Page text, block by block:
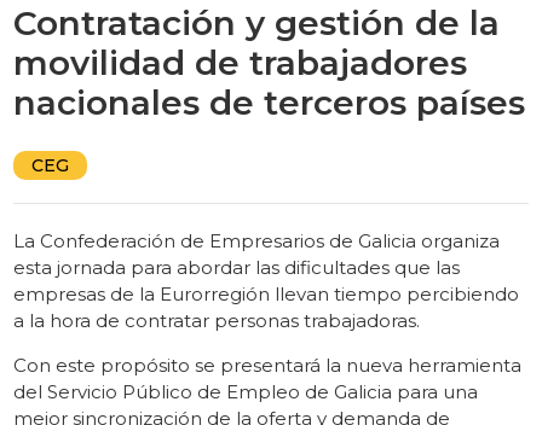
Contratación y gestión de la
movilidad de trabajadores
nacionales de terceros países
CEG
La Confederación de Empresarios de Galicia organiza
esta jornada para abordar las dificultades que las
empresas de la Eurorregión llevan tiempo percibiendo
a la hora de contratar personas trabajadoras.
Con este propósito se presentará la nueva herramienta
del Servicio Público de Empleo de Galicia para una
mejor sincronización de la oferta y demanda de